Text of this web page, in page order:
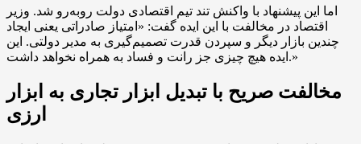
اما این پیشنهاد با واکنش تند تیم اقتصادی دولت روبه‌رو شد. وزیر
اقتصاد در مخالفت با این ایده گفت: «امتیاز صادراتی یعنی ایجاد
چندین بازار دیگر و سپردن قدرت تصمیم‌گیری به مدیر دولتی. این
ایده هیچ چیزی جز رانت و فساد به همراه نخواهد داشت.»
مخالفت صریح با تبدیل ابزار تجاری به ابزار
ارزی